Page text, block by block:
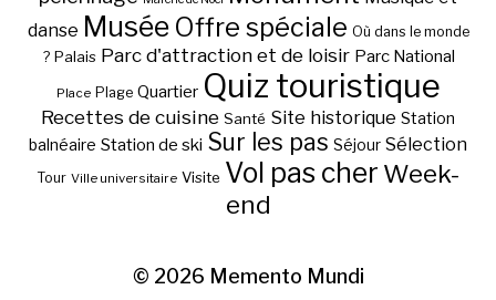
danse Musée Offre spéciale Où dans le monde
? Palais Parc d'attraction et de loisir Parc National
Place Plage Quartier Quiz touristique
Recettes de cuisine Santé Site historique Station
balnéaire Station de ski Sur les pas Séjour Sélection
Tour Ville universitaire Visite Vol pas cher Week-
end
© 2026 Memento Mundi